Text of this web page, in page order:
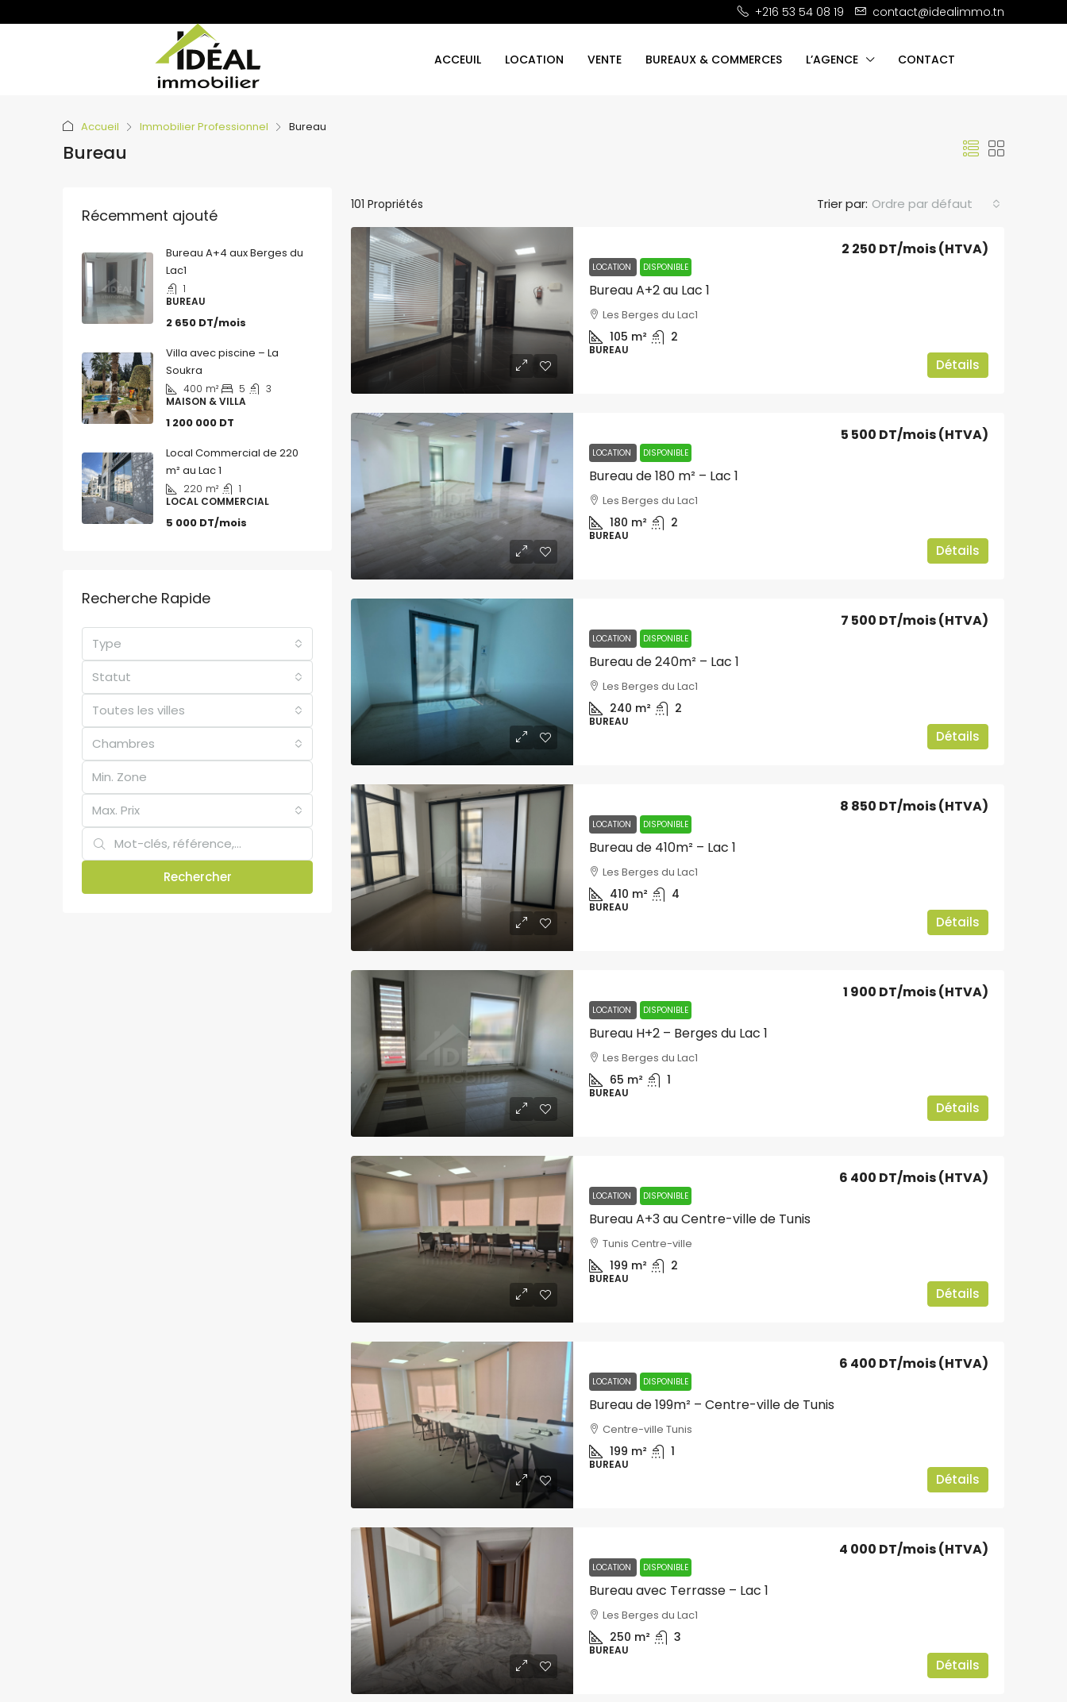
+216 53 54 08 19 contact@idealimmo.tn
ACCEUIL LOCATION VENTE BUREAUX & COMMERCES L’AGENCE CONTACT
Accueil Immobilier Professionnel Bureau
Bureau
101 Propriétés Trier par: Ordre par défaut
LOCATION DISPONIBLE
Bureau A+2 au Lac 1
2 250 DT/mois (HTVA)
Les Berges du Lac1
105 m² 2
BUREAU
Détails
LOCATION DISPONIBLE
Bureau de 180 m² – Lac 1
5 500 DT/mois (HTVA)
Les Berges du Lac1
180 m² 2
BUREAU
Détails
LOCATION DISPONIBLE
Bureau de 240m² – Lac 1
7 500 DT/mois (HTVA)
Les Berges du Lac1
240 m² 2
BUREAU
Détails
LOCATION DISPONIBLE
Bureau de 410m² – Lac 1
8 850 DT/mois (HTVA)
Les Berges du Lac1
410 m² 4
BUREAU
Détails
LOCATION DISPONIBLE
Bureau H+2 – Berges du Lac 1
1 900 DT/mois (HTVA)
Les Berges du Lac1
65 m² 1
BUREAU
Détails
LOCATION DISPONIBLE
Bureau A+3 au Centre-ville de Tunis
6 400 DT/mois (HTVA)
Tunis Centre-ville
199 m² 2
BUREAU
Détails
LOCATION DISPONIBLE
Bureau de 199m² – Centre-ville de Tunis
6 400 DT/mois (HTVA)
Centre-ville Tunis
199 m² 1
BUREAU
Détails
LOCATION DISPONIBLE
Bureau avec Terrasse – Lac 1
4 000 DT/mois (HTVA)
Les Berges du Lac1
250 m² 3
BUREAU
Détails
Récemment ajouté
Bureau A+4 aux Berges du
Lac1
1
BUREAU
2 650 DT/mois
Villa avec piscine – La
Soukra
400 m² 5
3
MAISON & VILLA
1 200 000 DT
Local Commercial de 220
m² au Lac 1
220 m²
1
LOCAL COMMERCIAL
5 000 DT/mois
Recherche Rapide
Type
Statut
Toutes les villes
Chambres
Max. Prix
Rechercher